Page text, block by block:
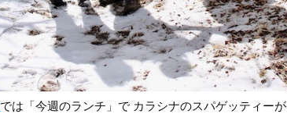
では「今週のランチ」で カラシナのスパゲッティー